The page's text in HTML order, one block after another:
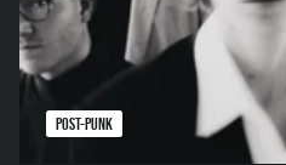
POST-PUNK